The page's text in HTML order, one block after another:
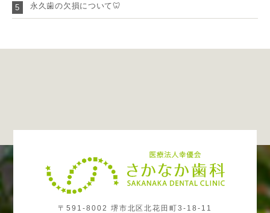
5 永久歯の欠損について🦷
〒591-8002 堺市北区北花田町3-18-11